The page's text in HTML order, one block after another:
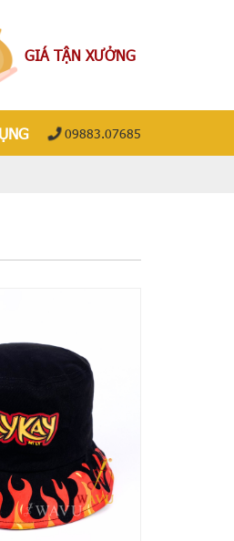
GIÁ TẬN XƯỞNG
09883.07685